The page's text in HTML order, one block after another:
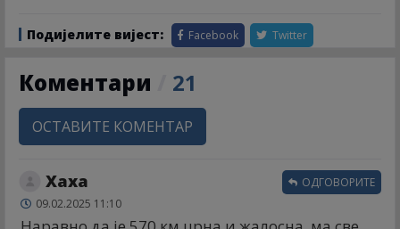
Подијелите вијест: Facebook Twitter
Коментари 21
ОСТАВИТЕ КОМЕНТАР
Хаха
09.02.2025 11:10
ОДГОВОРИТЕ